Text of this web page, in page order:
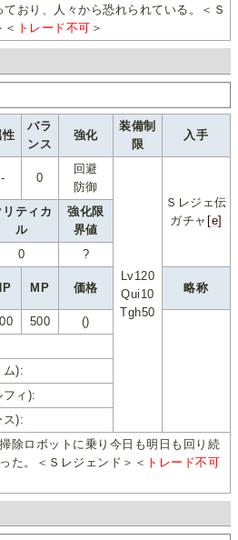
ており、人々から恐れられている。＜Ｓ
トレード不可 ＞
性
バラ
ンス
強化
装備制
限
入手
- 0
回避
防御
Lv120
Qui10
Tgh50
Ｓレジェ伝
ガチャ [e]
リティカ
ル
強化限
界値
0
?
MP 価格 略称
500
()
ム):
フィ):
ス):
除ロボットに乗り今日も明日も回り続
た。＜Ｓレジェンド＞＜ トレード不可